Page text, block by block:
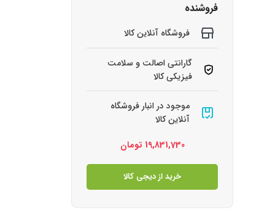
فروشنده
فروشگاه آنلاین کالا
گارانتی اصالت و سلامت
فیزیکی کالا
موجود در انبار فروشگاه
آنلاین کالا
19,831,730 تومان
خرید از دیجی کالا